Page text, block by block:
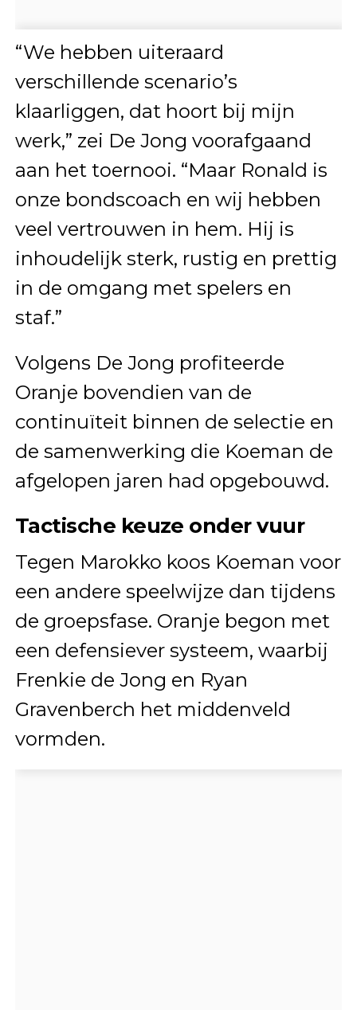
“We hebben uiteraard
verschillende scenario’s
klaarliggen, dat hoort bij mijn
werk,” zei De Jong voorafgaand
aan het toernooi. “Maar Ronald is
onze bondscoach en wij hebben
veel vertrouwen in hem. Hij is
inhoudelijk sterk, rustig en prettig
in de omgang met spelers en
staf.”
Volgens De Jong profiteerde
Oranje bovendien van de
continuïteit binnen de selectie en
de samenwerking die Koeman de
afgelopen jaren had opgebouwd.
Tactische keuze onder vuur
Tegen Marokko koos Koeman voor
een andere speelwijze dan tijdens
de groepsfase. Oranje begon met
een defensiever systeem, waarbij
Frenkie de Jong en Ryan
Gravenberch het middenveld
vormden.